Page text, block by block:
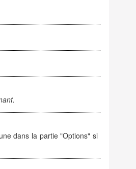
dans la partie "Options" si